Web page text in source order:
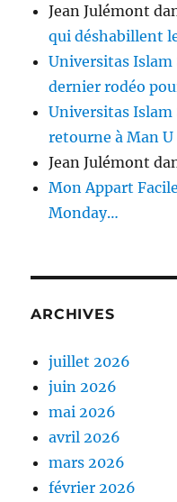
Jean Julémont
qui déshabillent
Universitas Islam
dernier rodéo
Universitas Islam
retourne à Man U
Jean Julémont
Mon Appart Facile
Monday…
ARCHIVES
juillet 2026
juin 2026
mai 2026
avril 2026
mars 2026
février 2026